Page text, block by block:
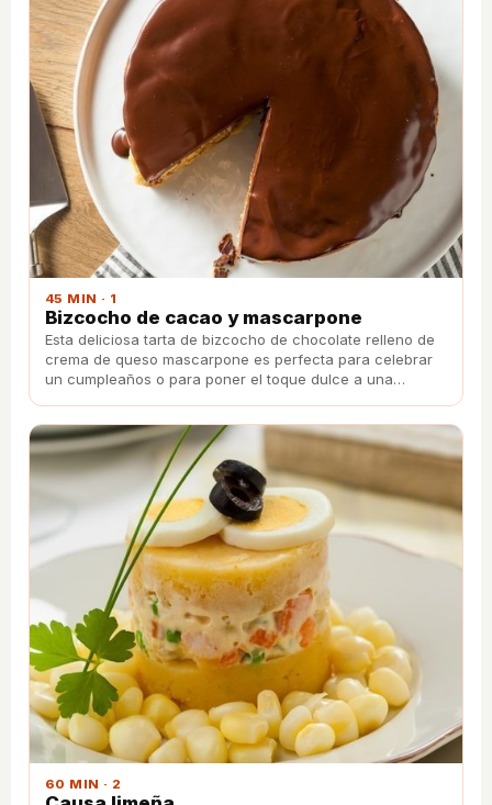
45 MIN · 1
Bizcocho de cacao y mascarpone
Esta deliciosa tarta de bizcocho de chocolate relleno de
crema de queso mascarpone es perfecta para celebrar
un cumpleaños o para poner el toque dulce a una
60 MIN · 2